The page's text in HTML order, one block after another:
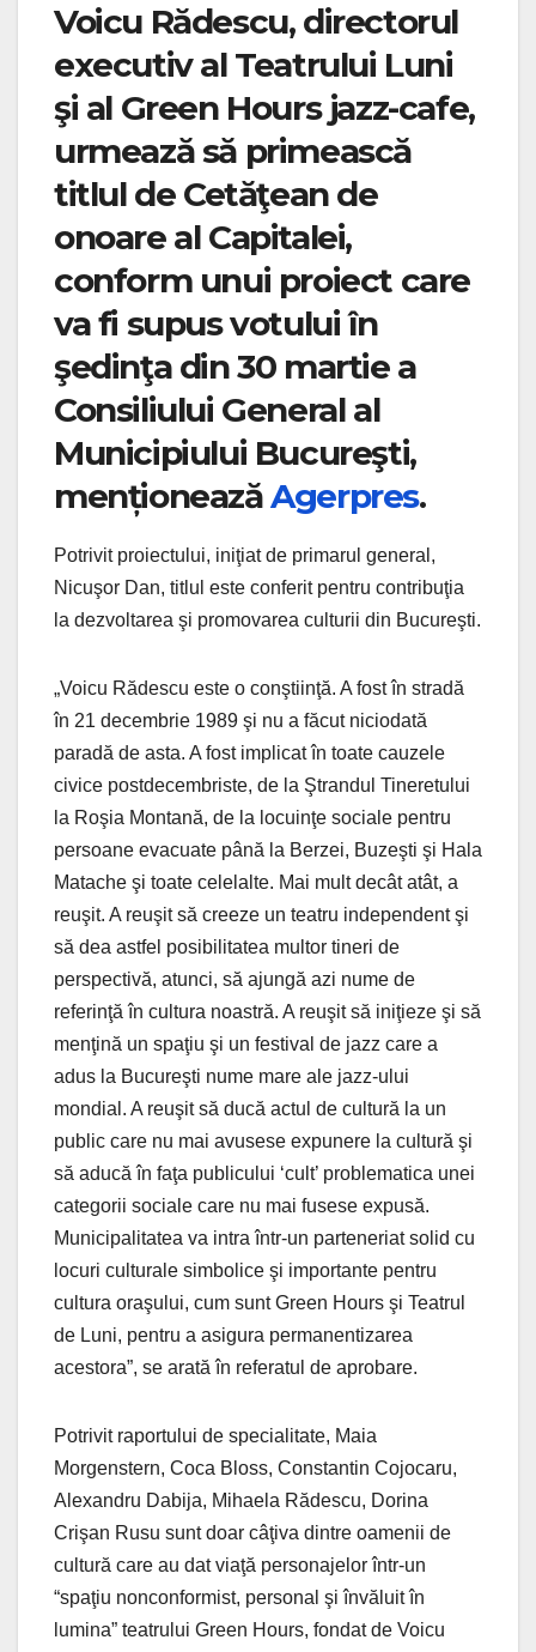
Voicu Rădescu, directorul
executiv al Teatrului Luni
şi al Green Hours jazz-cafe,
urmează să primească
titlul de Cetăţean de
onoare al Capitalei,
conform unui proiect care
va fi supus votului în
şedinţa din 30 martie a
Consiliului General al
Municipiului Bucureşti,
menționeazăAgerpres.
Potrivit proiectului, iniţiat de primarul general,
Nicuşor Dan, titlul este conferit pentru contribuţia
la dezvoltarea şi promovarea culturii din Bucureşti.
„Voicu Rădescu este o conştiinţă. A fost în stradă
în 21 decembrie 1989 şi nu a făcut niciodată
paradă de asta. A fost implicat în toate cauzele
civice postdecembriste, de la Ştrandul Tineretului
la Roşia Montană, de la locuinţe sociale pentru
persoane evacuate până la Berzei, Buzeşti şi Hala
Matache şi toate celelalte. Mai mult decât atât, a
reuşit. A reuşit să creeze un teatru independent şi
să dea astfel posibilitatea multor tineri de
perspectivă, atunci, să ajungă azi nume de
referinţă în cultura noastră. A reuşit să iniţieze şi să
menţină un spaţiu şi un festival de jazz care a
adus la Bucureşti nume mare ale jazz-ului
mondial. A reuşit să ducă actul de cultură la un
public care nu mai avusese expunere la cultură şi
să aducă în faţa publicului ‘cult’ problematica unei
categorii sociale care nu mai fusese expusă.
Municipalitatea va intra într-un parteneriat solid cu
locuri culturale simbolice şi importante pentru
cultura oraşului, cum sunt Green Hours şi Teatrul
de Luni, pentru a asigura permanentizarea
acestora”, se arată în referatul de aprobare.
Potrivit raportului de specialitate, Maia
Morgenstern, Coca Bloss, Constantin Cojocaru,
Alexandru Dabija, Mihaela Rădescu, Dorina
Crişan Rusu sunt doar câţiva dintre oamenii de
cultură care au dat viaţă personajelor într-un
“spaţiu nonconformist, personal şi învăluit în
lumina” teatrului Green Hours, fondat de Voicu